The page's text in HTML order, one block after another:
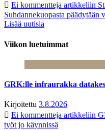
Ei kommentteja artikkeliin
Suhdannekuopasta päädytään
Lisää uutisia
Viikon luetuimmat
GRK:lle infraurakka
Kirjoitettu 3.8.2026
Ei kommentteja artikkeliin
työt jo käynnissä